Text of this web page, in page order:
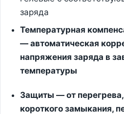
заряда
Температурная
— автоматическая
напряжения заряда в
температуры
Защиты — от
короткого замыкания,